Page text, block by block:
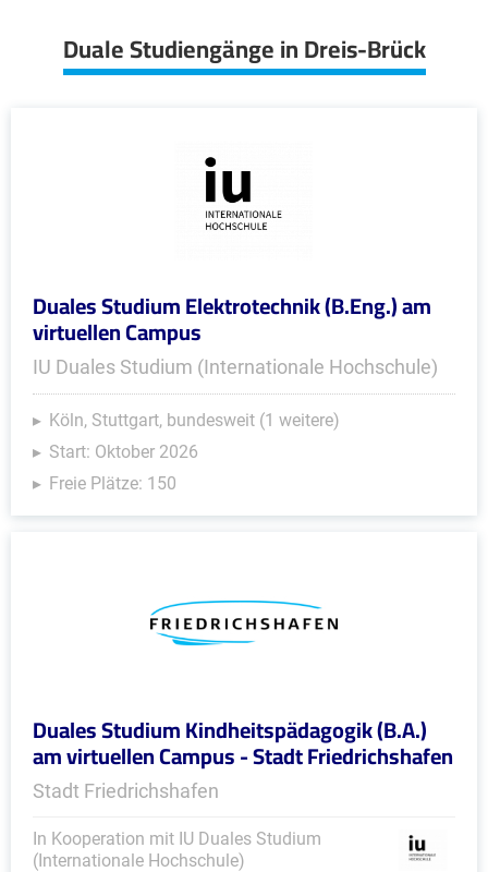
Duale Studiengänge in Dreis-Brück
Duales Studium Elektrotechnik (B.Eng.) am
virtuellen Campus
IU Duales Studium (Internationale Hochschule)
Köln, Stuttgart, bundesweit (1 weitere)
Start: Oktober 2026
Freie Plätze: 150
Duales Studium Kindheitspädagogik (B.A.)
am virtuellen Campus - Stadt Friedrichshafen
Stadt Friedrichshafen
In Kooperation mit IU Duales Studium
(Internationale Hochschule)